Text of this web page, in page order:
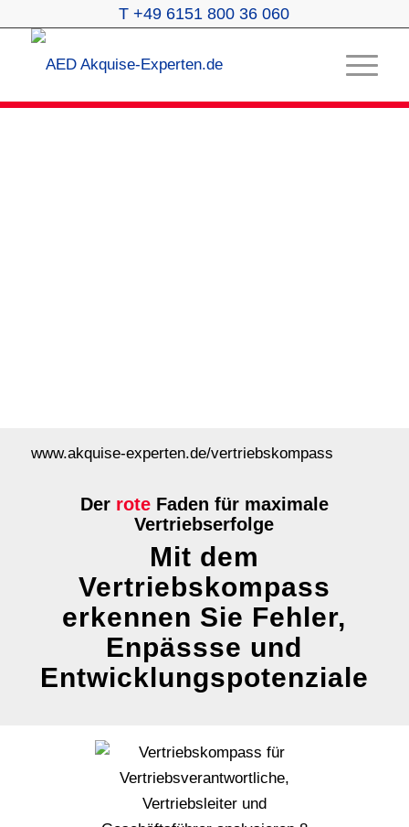
T +49 6151 800 36 060
www.akquise-experten.de/vertriebskompass
Der roteFaden für maximale
Vertriebserfolge
Mit dem
Vertriebskompass
erkennen Sie Fehler,
Enpässse und
Entwicklungspotenziale